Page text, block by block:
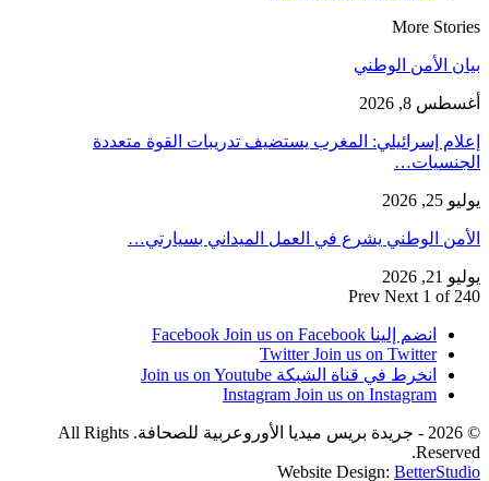
More Stories
بيان الأمن الوطني
أغسطس 8, 2026
إعلام إسرائيلي: المغرب يستضيف تدريبات القوة متعددة
الجنسيات…
يوليو 25, 2026
الأمن الوطني يشرع في العمل الميداني بسيارتي…
يوليو 21, 2026
Prev Next 1 of 240
انضم إلينا Facebook Join us on Facebook
Twitter Join us on Twitter
انخرط في قناة الشبكة Join us on Youtube
Instagram Join us on Instagram
© 2026 - جريدة بريس ميديا الأوروعربية للصحافة. All Rights
Reserved.
Website Design: BetterStudio